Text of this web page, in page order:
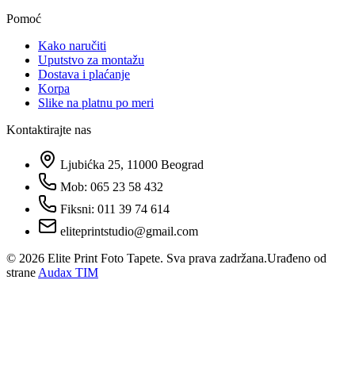
Pomoć
Kako naručiti
Uputstvo za montažu
Dostava i plaćanje
Korpa
Slike na platnu po meri
Kontaktirajte nas
Ljubićka 25, 11000 Beograd
Mob: 065 23 58 432
Fiksni: 011 39 74 614
eliteprintstudio@gmail.com
© 2026 Elite Print Foto Tapete. Sva prava zadržana.Urađeno od
strane Audax TIM